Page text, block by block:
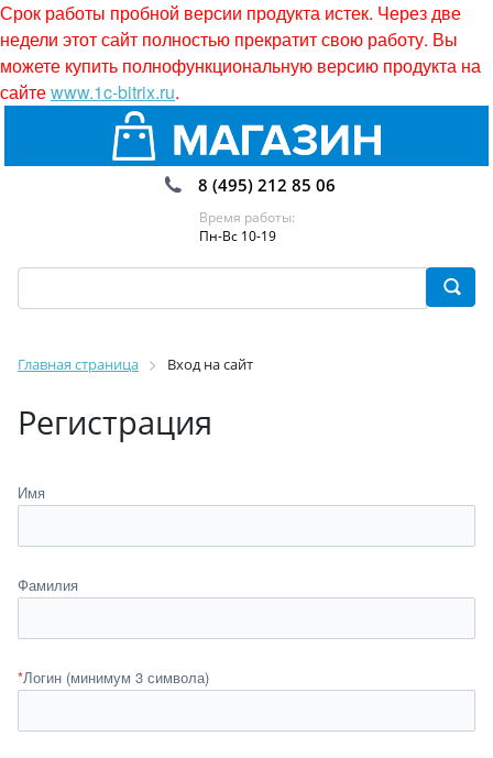
Срок работы пробной версии продукта истек. Через две
недели этот сайт полностью прекратит свою работу. Вы
можете купить полнофункциональную версию продукта на
сайтеwww.1c-bitrix.ru.
8 (495) 212 85 06
Время работы:
Пн-Вс 10-19
Главная страница Вход на сайт
Регистрация
Имя
Фамилия
*Логин (минимум 3 символа)